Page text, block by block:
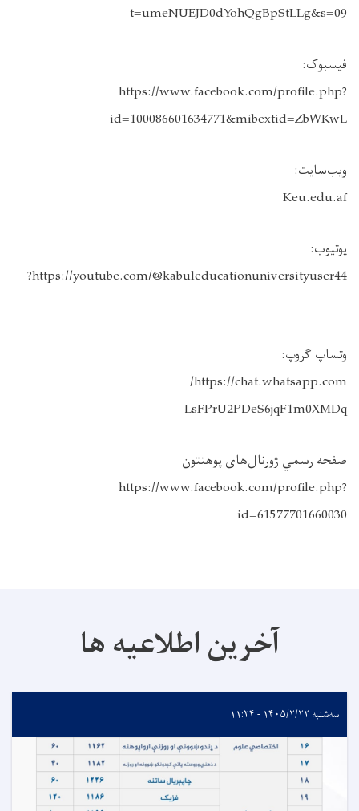
t=umeNUEJD0dYohQgBpStLLg&s=09
فیسبوک:
https://www.facebook.com/profile.php?
id=100086601634771&mibextid=ZbWKwL
ویب‌سایت:
Keu.edu.af
یوتیوب:
https://youtube.com/@kabuleducationuniversityuser44?
وتساپ گروپ:
https://chat.whatsapp.com/
LsFPrU2PDeS6jqF1m0XMDq
صفحه رسمي ژورنال‌های پوهنتون
https://www.facebook.com/profile.php?
id=61577701660030
آخرین اطلاعیه ها
سه‌شنبه ۱۴۰۵/۲/۲۲ - ۱۱:۲۴